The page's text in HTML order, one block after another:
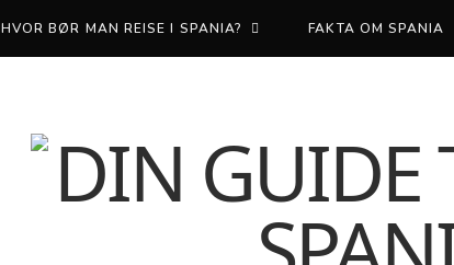
HVOR BØR MAN REISE I SPANIA? FAKTA OM SPANIA